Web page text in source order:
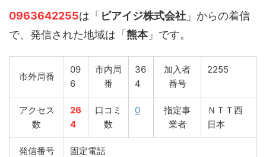
0963642255は「 ビアイジ株式会社 」からの着信
で、発信された地域は「 熊本」です。
市外局番
09
6
市内局
番
36
4
加入者
番号
2255
アクセス
数
26
4
口コミ
数
0
指定事
業者
ＮＴＴ西
日本
発信番号
固定電話